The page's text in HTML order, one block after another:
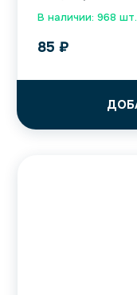
В наличии: 968
85 ₽